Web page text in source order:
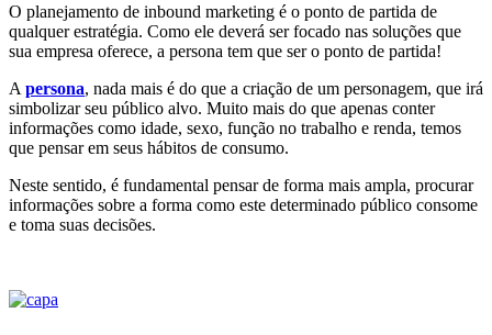
O planejamento de inbound marketing é o ponto de partida de
qualquer estratégia. Como ele deverá ser focado nas soluções que
sua empresa oferece, a persona tem que ser o ponto de partida!
A persona, nada mais é do que a criação de um personagem, que irá
simbolizar seu público alvo. Muito mais do que apenas conter
informações como idade, sexo, função no trabalho e renda, temos
que pensar em seus hábitos de consumo.
Neste sentido, é fundamental pensar de forma mais ampla, procurar
informações sobre a forma como este determinado público consome
e toma suas decisões.